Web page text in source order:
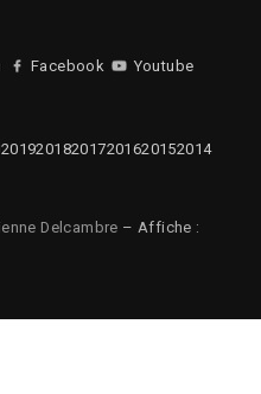
Facebook Youtube
201920182017201620152014
Delcambre – Affiche :